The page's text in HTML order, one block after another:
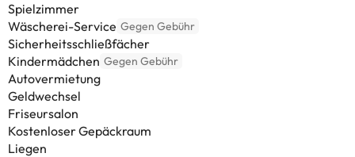
Spielzimmer
Wäscherei-Service Gegen Gebühr
Sicherheitsschließfächer
Kindermädchen Gegen Gebühr
Autovermietung
Geldwechsel
Friseursalon
Kostenloser Gepäckraum
Liegen